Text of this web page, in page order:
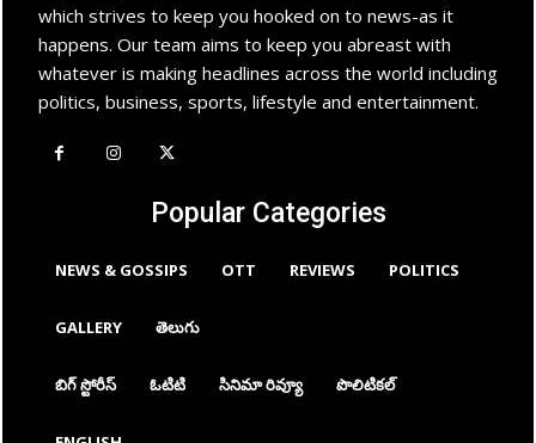
which strives to keep you hooked on to news-as it
happens. Our team aims to keep you abreast with
whatever is making headlines across the world including
politics, business, sports, lifestyle and entertainment.
Popular Categories
NEWS & GOSSIPS OTT REVIEWS POLITICS
GALLERY తెలుగు
బిగ్ స్టోరీస్ ఓటిటి సినిమా రివ్యూ పొలిటికల్